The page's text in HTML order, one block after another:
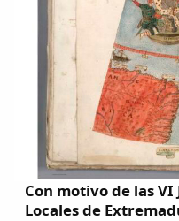
Con motivo de las
Locales de